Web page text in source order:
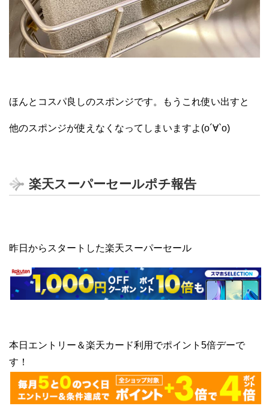
ほんとコスパ良しのスポンジです。もうこれ使い出すと
他のスポンジが使えなくなってしまいますよ(о´∀`о)
楽天スーパーセールポチ報告
昨日からスタートした楽天スーパーセール
本日エントリー＆楽天カード利用でポイント5倍デーで
す！